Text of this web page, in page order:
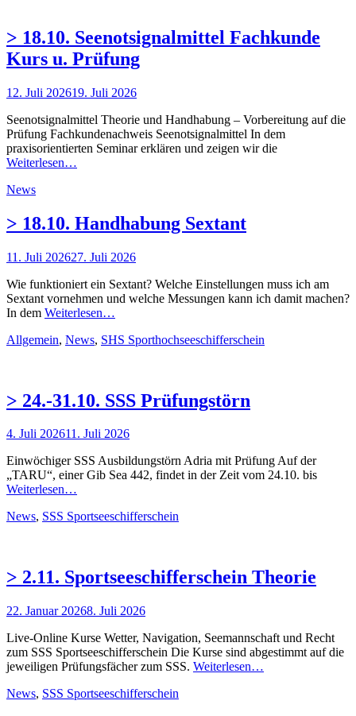
> 18.10. Seenotsignalmittel Fachkunde
Kurs u. Prüfung
Posted
12. Juli 202619. Juli 2026
Seenotsignalmittel Theorie und Handhabung – Vorbereitung auf die
Prüfung Fachkundenachweis Seenotsignalmittel In dem
praxisorientierten Seminar erklären und zeigen wir die
Weiterlesen…
Kategorien
News
> 18.10. Handhabung Sextant
Posted
11. Juli 202627. Juli 2026
Wie funktioniert ein Sextant? Welche Einstellungen muss ich am
Sextant vornehmen und welche Messungen kann ich damit machen?
In dem Weiterlesen…
Kategorien
Allgemein, News, SHS Sporthochseeschifferschein
> 24.-31.10. SSS Prüfungstörn
Posted
4. Juli 202611. Juli 2026
Einwöchiger SSS Ausbildungstörn Adria mit Prüfung Auf der
„TARU“, einer Gib Sea 442, findet in der Zeit vom 24.10. bis
Weiterlesen…
Kategorien
News, SSS Sportseeschifferschein
> 2.11. Sportseeschifferschein Theorie
Posted
22. Januar 20268. Juli 2026
Live-Online Kurse Wetter, Navigation, Seemannschaft und Recht
zum SSS Sportseeschifferschein Die Kurse sind abgestimmt auf die
jeweiligen Prüfungsfächer zum SSS. Weiterlesen…
Kategorien
News, SSS Sportseeschifferschein